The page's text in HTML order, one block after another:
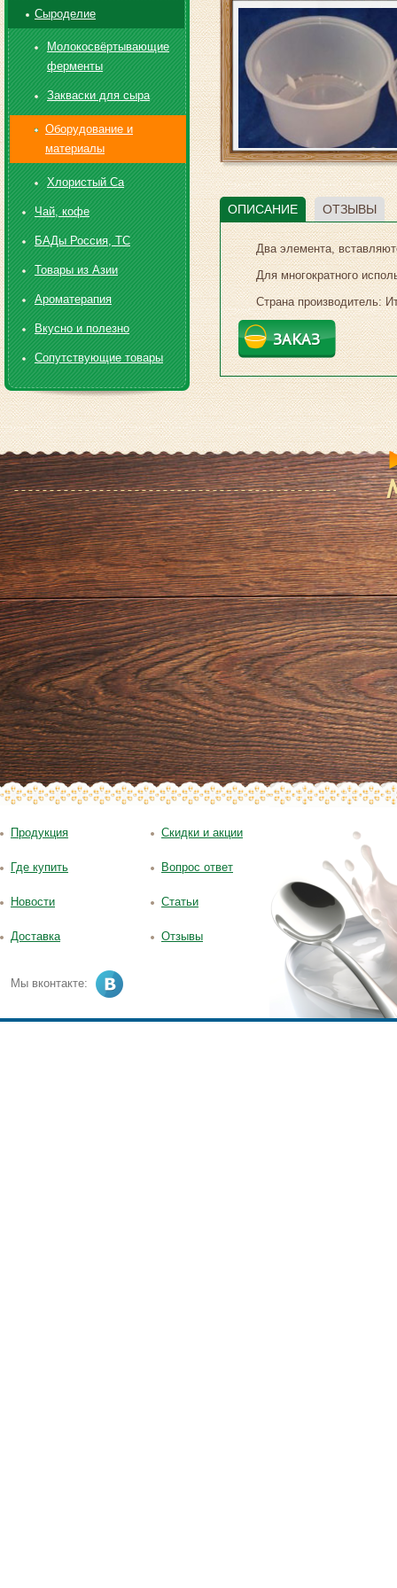
ОПИСАНИЕ ОТЗЫВЫ
Два элемента,
Для многократного
Страна производитель:
ЗАКАЗ
Сыроделие
Молокосвёртывающие
ферменты
Закваски для сыра
Оборудование и
материалы
Хлористый Са
Чай, кофе
БАДы Россия, ТС
Товары из Азии
Ароматерапия
Вкусно и полезно
Сопутствующие товары
Продукция
Где купить
Новости
Доставка
Скидки и акции
Вопрос ответ
Статьи
Отзывы
Мы вконтакте: